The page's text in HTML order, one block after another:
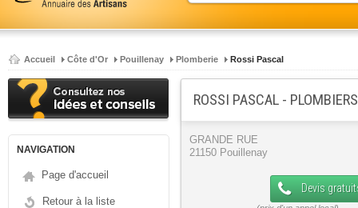
Accueil Côte d'Or Pouillenay Plomberie Rossi Pascal
NAVIGATION
Page d'accueil
Retour à la liste
ROSSI PASCAL - PLOMBIERS
GRANDE RUE
21150 Pouillenay
Devis